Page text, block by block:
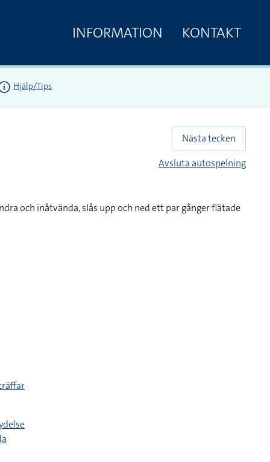
INFORMATION KONTAKT
Hjälp/Tips
Nästa tecken
Avsluta autospelning
och inåtvända, slås upp och ned ett par gånger flätade